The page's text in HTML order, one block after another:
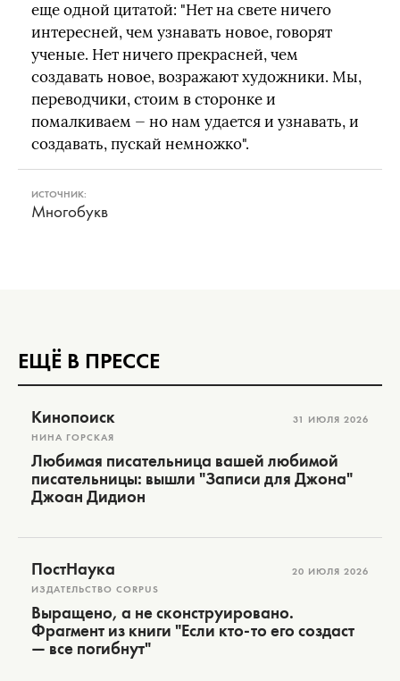
еще одной цитатой: "Нет на свете ничего
интересней, чем узнавать новое, говорят
ученые. Нет ничего прекрасней, чем
создавать новое, возражают художники. Мы,
переводчики, стоим в сторонке и
помалкиваем — но нам удается и узнавать, и
создавать, пускай немножко".
ИСТОЧНИК:
Многобукв
ЕЩЁ В ПРЕССЕ
Кинопоиск
НИНА ГОРСКАЯ
31 ИЮЛЯ 2026
Любимая писательница вашей любимой
писательницы: вышли "Записи для Джона"
Джоан Дидион
ПостНаука
ИЗДАТЕЛЬСТВО CORPUS
20 ИЮЛЯ 2026
Выращено, а не сконструировано.
Фрагмент из книги "Если кто-то его создаст
— все погибнут"